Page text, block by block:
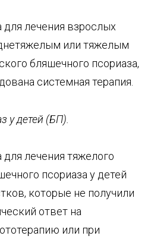
лечения взрослых
или тяжелым
бляшечного псориаза,
системная терапия.
у детей (БП).
лечения тяжелого
псориаза у детей
которые не получили
ответ на
или при